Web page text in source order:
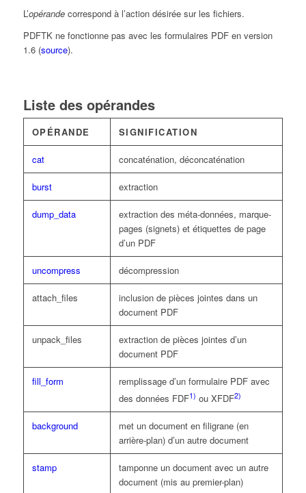
L’opérandecorrespond à l’action désirée sur les fichiers.
PDFTK ne fonctionne pas avec les formulaires PDF en version
1.6 (source).
Liste des opérandes
OPÉRANDE SIGNIFICATION
cat concaténation, déconcaténation
burst extraction
dump_data
extraction des méta-données, marque-
pages (signets) et étiquettes de page
d’un PDF
uncompress décompression
attach_files
inclusion de pièces jointes dans un
document PDF
unpack_files
extraction de pièces jointes d’un
document PDF
fill_form
remplissage d’un formulaire PDF avec
des données FDF1) ou XFDF2)
background
met un document en filigrane (en
arrière-plan) d’un autre document
stamp
tamponne un document avec un autre
document (mis au premier-plan)